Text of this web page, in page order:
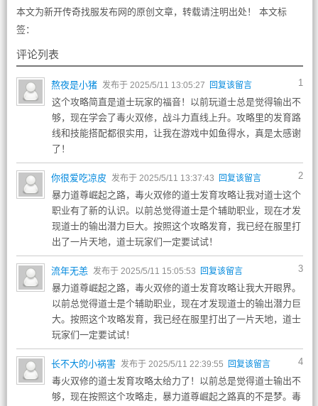
本文为新开传奇找服发布网的原创文章，转载请注明出处！ 本文标
签：
评论列表
1
熬夜是小猪 发布于 2025/5/11 13:05:27 回复该留言
这个攻略简直是道士玩家的福音！以前玩道士总是觉得输出不
够，现在学会了毒火双修，战斗力直线上升。攻略里的发育路
线和技能搭配都很实用，让我在游戏中如鱼得水，真是太感谢
了！
2
你很爱吃凉皮 发布于 2025/5/11 13:37:43 回复该留言
暴力道尊崛起之路，毒火双修的道士发育攻略让我对道士这个
职业有了新的认识。以前总觉得道士是个辅助职业，现在才发
现道士的输出潜力巨大。按照这个攻略发育，我已经在服里打
出了一片天地，道士玩家们一定要试试！
3
流年无恙 发布于 2025/5/11 15:05:53 回复该留言
暴力道尊崛起之路，毒火双修的道士发育攻略让我大开眼界。
以前总觉得道士是个辅助职业，现在才发现道士的输出潜力巨
大。按照这个攻略发育，我已经在服里打出了一片天地，道士
玩家们一定要试试！
4
长不大的小祸害 发布于 2025/5/11 22:39:55 回复该留言
毒火双修的道士发育攻略太给力了！以前总是觉得道士输出不
够，现在按照这个攻略走，暴力道尊崛起之路真的不是梦。毒